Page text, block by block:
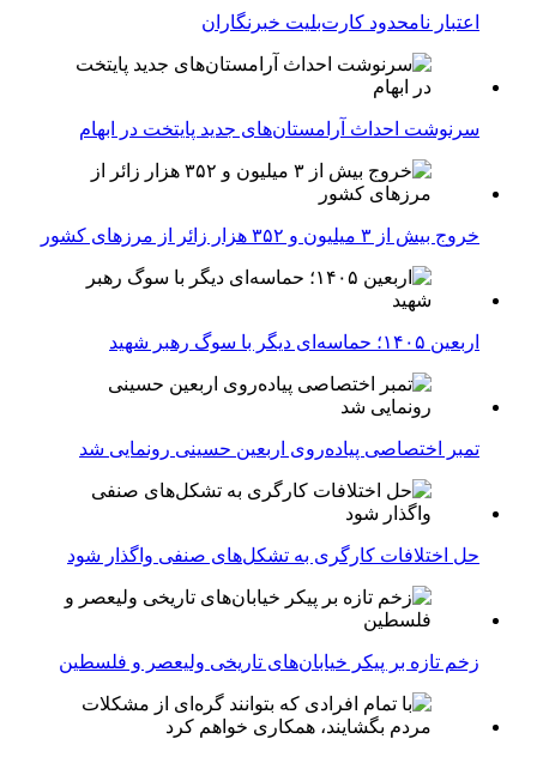
اعتبار نامحدود کارت‌بلیت خبرنگاران
سرنوشت احداث آرامستان‌های جدید پایتخت در ابهام
خروج بیش از ۳ میلیون و ۳۵۲ هزار زائر از مرزهای کشور
اربعین ۱۴۰۵؛ حماسه‌ای دیگر با سوگ رهبر شهید
تمبر اختصاصی پیاده‌روی اربعین حسینی رونمایی شد
حل اختلافات کارگری به تشکل‌های صنفی واگذار شود
زخم تازه بر پیکر خیابان‌های تاریخی ولیعصر و فلسطین